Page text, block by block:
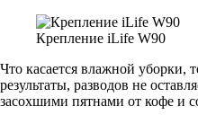
Крепление iLife W90
Что касается влажной уборки,
результаты, разводов не
засохшими пятнами от кофе и